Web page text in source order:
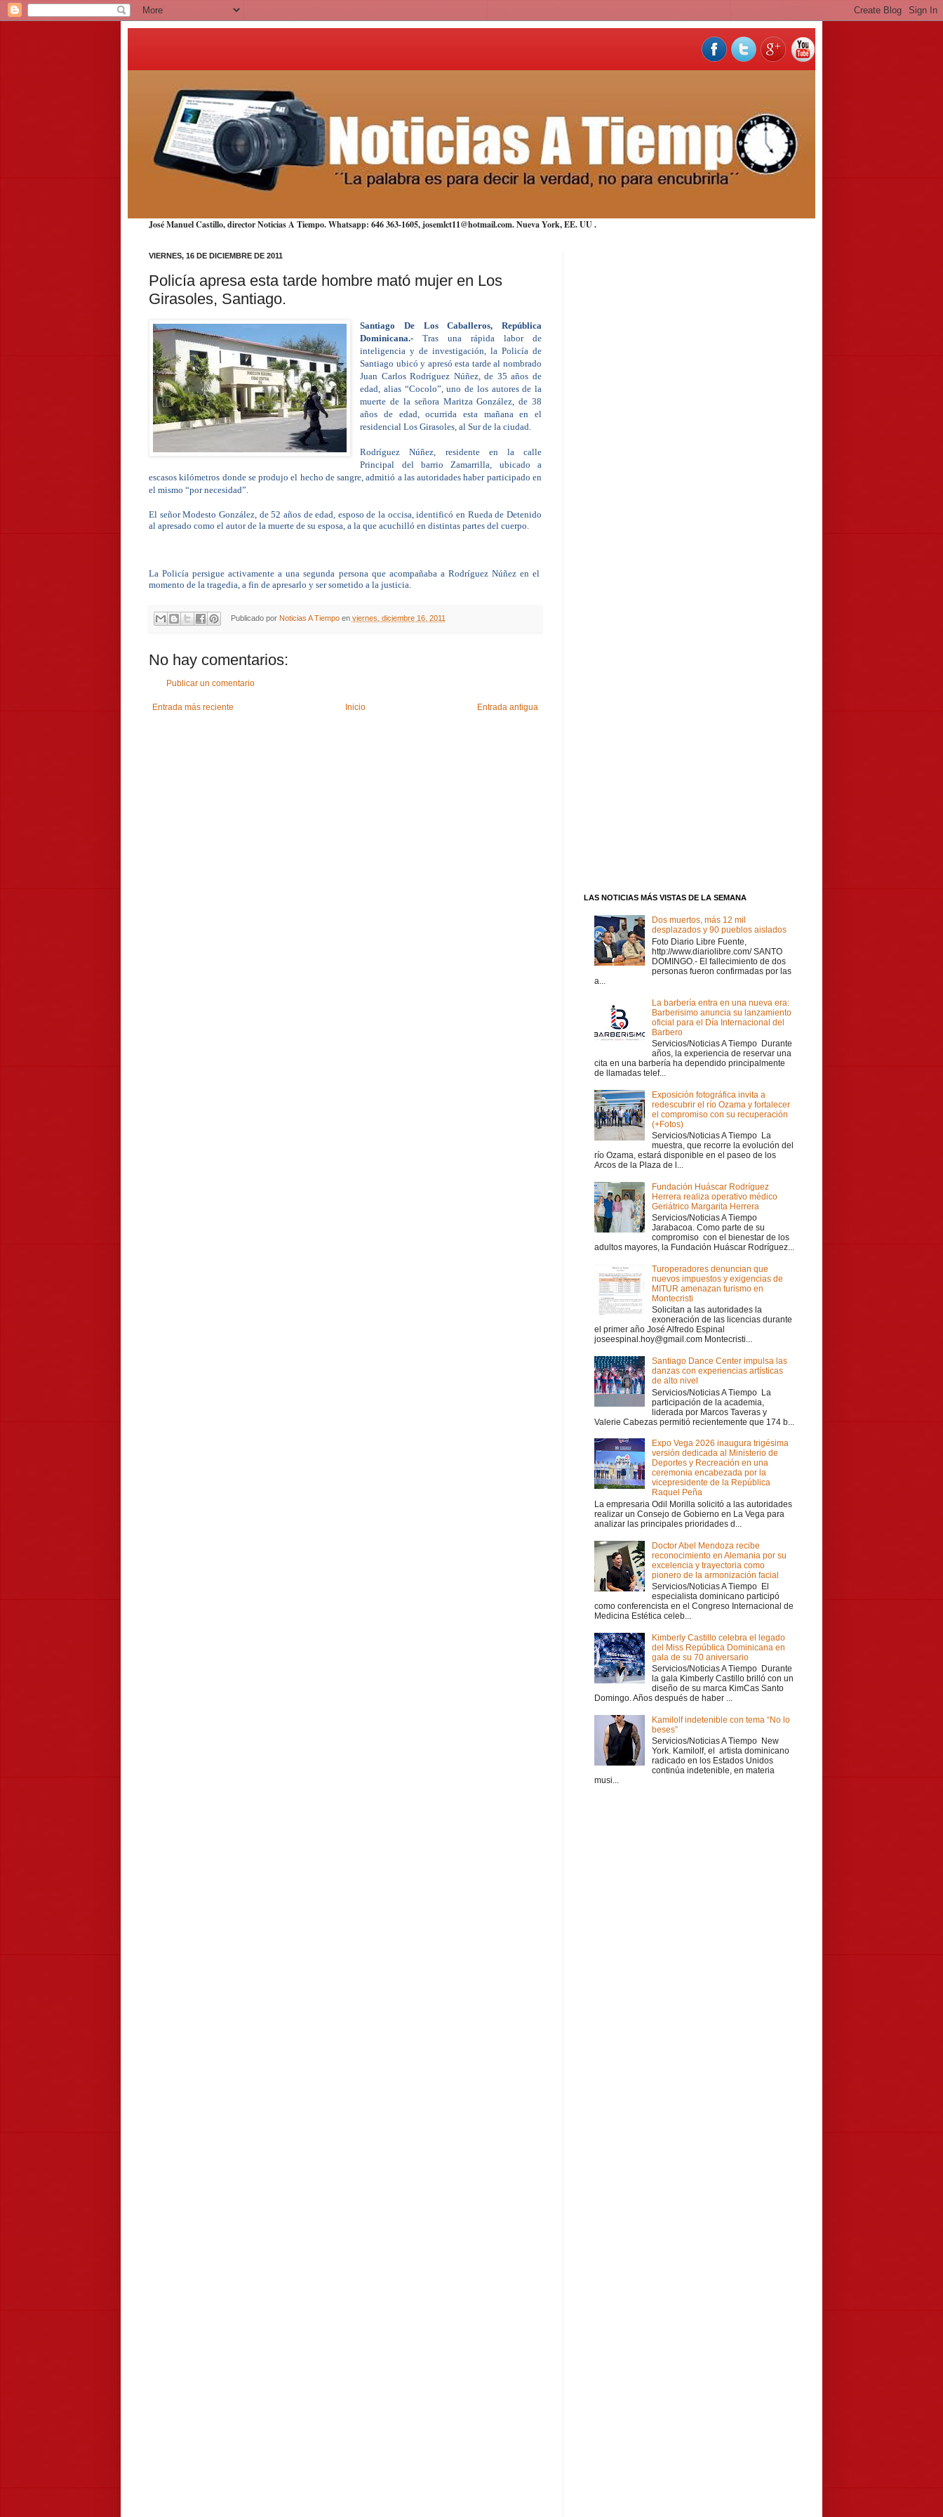
José Manuel Castillo, director Noticias A Tiempo. Whatsapp: 646 363-1605, josemlct11@hotmail.com. Nueva York,EE. UU.
VIERNES, 16 DE DICIEMBRE DE 2011
Policía apresa esta tarde hombre mató mujer en Los
Girasoles, Santiago.
Santiago De Los Caballeros, República
Dominicana.- Tras una rápida labor de
inteligencia y de investigación, la Policía de
Santiago ubicó y apresó esta tarde al nombrado
Juan Carlos Rodríguez Núñez, de 35 años de
edad, alias “Cocolo”, uno de los autores de la
muerte de la señora Maritza González, de 38
años de edad, ocurrida esta mañana en el
residencial Los Girasoles, al Sur de la ciudad.
Rodríguez Núñez, residente en la calle
Principal del barrio Zamarrilla, ubicado a
escasos kilómetros donde se produjo el hecho de sangre, admitió a las autoridades haber participado en
el mismo “por necesidad”.
El señor Modesto González, de 52 años de edad, esposo de la occisa, identificó en Rueda de Detenido
al apresado como el autor de la muerte de su esposa, a la que acuchilló en distintas partes del cuerpo.
La Policía persigue activamente a una segunda persona que acompañaba a Rodríguez Núñez en el
momento de la tragedia, a fin de apresarlo y ser sometido a la justicia.
Publicado por Noticias A Tiempo en viernes, diciembre 16, 2011
No hay comentarios:
Publicar un comentario
Entrada más reciente Entrada antigua
Inicio
LAS NOTICIAS MÁS VISTAS DE LA SEMANA
Dos muertos, más 12 mil
desplazados y 90 pueblos aislados
Foto Diario Libre Fuente,
http://www.diariolibre.com/ SANTO
DOMINGO.- El fallecimiento de dos
personas fueron confirmadas por las
a...
La barbería entra en una nueva era:
Barberisimo anuncia su lanzamiento
oficial para el Día Internacional del
Barbero
Servicios/Noticias A Tiempo Durante
años, la experiencia de reservar una
cita en una barbería ha dependido principalmente
de llamadas telef...
Exposición fotográfica invita a
redescubrir el río Ozama y fortalecer
el compromiso con su recuperación
(+Fotos)
Servicios/Noticias A Tiempo La
muestra, que recorre la evolución del
río Ozama, estará disponible en el paseo de los
Arcos de la Plaza de l...
Fundación Huáscar Rodríguez
Herrera realiza operativo médico
Geriátrico Margarita Herrera
Servicios/Noticias A Tiempo
Jarabacoa. Como parte de su
compromiso con el bienestar de los
adultos mayores, la Fundación Huáscar Rodríguez...
Turoperadores denuncian que
nuevos impuestos y exigencias de
MITUR amenazan turismo en
Montecristi
Solicitan a las autoridades la
exoneración de las licencias durante
el primer año José Alfredo Espinal
joseespinal.hoy@gmail.com Montecristi...
Santiago Dance Center impulsa las
danzas con experiencias artísticas
de alto nivel
Servicios/Noticias A Tiempo La
participación de la academia,
liderada por Marcos Taveras y
Valerie Cabezas permitió recientemente que 174 b...
Expo Vega 2026 inaugura trigésima
versión dedicada al Ministerio de
Deportes y Recreación en una
ceremonia encabezada por la
vicepresidente de la República
Raquel Peña
La empresaria Odil Morilla solicitó a las autoridades
realizar un Consejo de Gobierno en La Vega para
analizar las principales prioridades d...
Doctor Abel Mendoza recibe
reconocimiento en Alemania por su
excelencia y trayectoria como
pionero de la armonización facial
Servicios/Noticias A Tiempo El
especialista dominicano participó
como conferencista en el Congreso Internacional de
Medicina Estética celeb...
Kimberly Castillo celebra el legado
del Miss República Dominicana en
gala de su 70 aniversario
Servicios/Noticias A Tiempo Durante
la gala Kimberly Castillo brilló con un
diseño de su marca KimCas Santo
Domingo. Años después de haber ...
Kamilolf indetenible con tema “No lo
beses”
Servicios/Noticias A Tiempo New
York. Kamilolf, el artista dominicano
radicado en los Estados Unidos
continúa indetenible, en materia
musi...